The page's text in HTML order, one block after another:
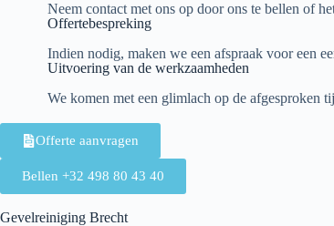
Neem contact met ons op door ons te bellen of
Offertebespreking
Indien nodig, maken we een afspraak voor een
Uitvoering van de werkzaamheden
We komen met een glimlach op de afgesproken
Offerte aanvragen
Bellen +32 498 80 43 40
Gevelreiniging Brecht